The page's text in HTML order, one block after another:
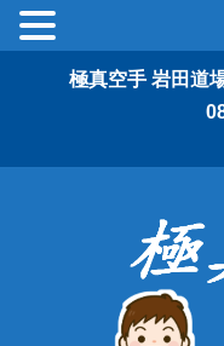
極真空手 岩田道